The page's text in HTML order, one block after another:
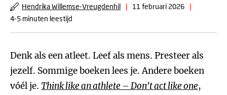
Hendrika Willemse-Vreugdenhil | 11 februari 2026
|
4-5 minuten leestijd
Denk als een atleet. Leef als mens. Presteer als
jezelf. Sommige boeken lees je. Andere boeken
vóél je. Think like an athlete – Don’t act like one,